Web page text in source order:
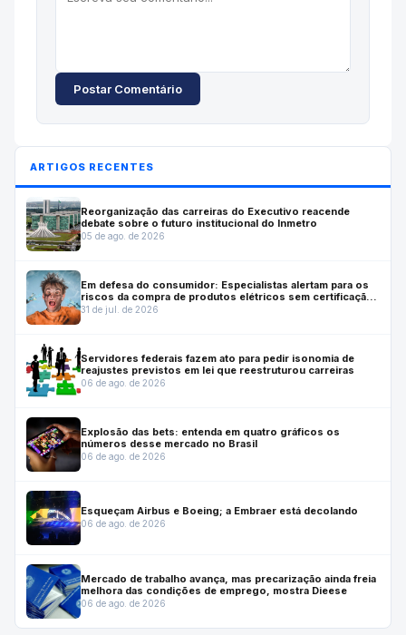
Postar Comentário
ARTIGOS RECENTES
Reorganização das carreiras do Executivo reacende
debate sobre o futuro institucional do Inmetro
05 de ago. de 2026
Em defesa do consumidor: Especialistas alertam para os
riscos da compra de produtos elétricos sem certificação
do Inmetro
31 de jul. de 2026
Servidores federais fazem ato para pedir isonomia de
reajustes previstos em lei que reestruturou carreiras
06 de ago. de 2026
Explosão das bets: entenda em quatro gráficos os
números desse mercado no Brasil
06 de ago. de 2026
Esqueçam Airbus e Boeing; a Embraer está decolando
06 de ago. de 2026
Mercado de trabalho avança, mas precarização ainda freia
melhora das condições de emprego, mostra Dieese
06 de ago. de 2026